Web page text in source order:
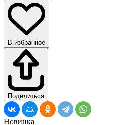
В избранное
Поделиться
Новинка